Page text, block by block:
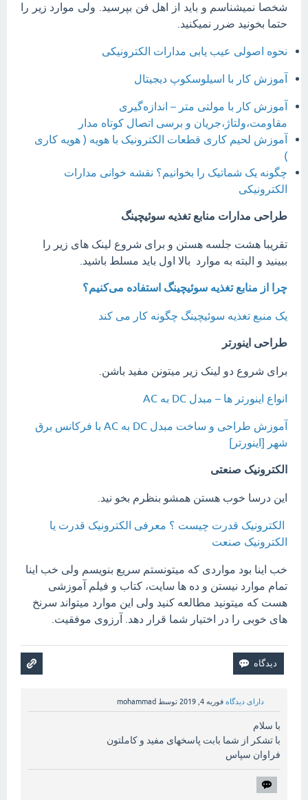
شخصا نمیشناسم و باید از اهل فن بپرسید. ولی موارد زیر را
حتما بخونید ضرر نمیکنید.
نحوه اصولی عیب یابی مدارات الکترونیکی
آموزش کار با اسیلوسکوپ دیجیتال
آموزش کار با مولتی‌ متر – اندازه‌گیری
مقاومت،ولتاژ،جریان و برسی اتصال کوتاه مدار
آموزش لحیم کاری قطعات الکترونیک با هویه ( هویه کاری
)
چگونه یک شماتیک را بخوانیم؟ نقشه خوانی مدارات
الکترونیکی
طراحی مدارات منابع تغذیه سوئیچینگ
تقریبا هشت جلسه هستن و برای شروع لینک های زیر را
ببینید و البته به موارد بالا اول باید مسلط باشید.
چرا از منابع تغذیه سوئیچینگ استفاده می‌کنیم؟
یک منبع تغذیه سوئیچینگ چگونه کار می کند
طراحی اینورتر
برای شروع دو لینک زیر میتونن مفید باشن.
انواع اینورتر ها – مبدل DC به AC
آموزش طراحی و ساخت مبدل DC به AC با فرکانس برق
شهر [اینورتر]
الکترونیک صنعتی
این درسا خوب هستن همشو بنظرم بخو نید.
الکترونیک قدرت چیست ؟ معرفی الکترونیک قدرت یا
الکترونیک صنعت
خب اینا بود مواردی که میتونستم سریع بنویسم ولی خب اینا
تمام موارد نیستن و ده ها سایت، کتاب و فیلم آموزشی
هست که میتونید مطالعه کنید ولی این موارد میتواند سرنخ
های خوبی را در اختیار شما قرار دهد. آرزوی موفقیت.
دارای دیدگاه فوریه 4, 2019 توسط mohammad
با سلام
با تشکر از شما بابت پاسخهای مفید و کاملتون
فراوان سپاس